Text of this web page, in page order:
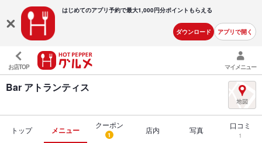
はじめてのアプリ予約で最大1,000円分ポイントもらえる
ダウンロード アプリで開く
お店TOP マイメニュー
Bar アトランティス
トップ メニュー
クーポン
1 店内 写真 口コミ
1